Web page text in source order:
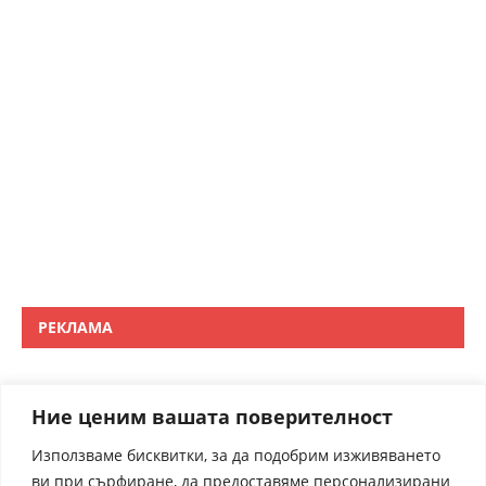
Ние ценим вашата поверителност
Използваме бисквитки, за да подобрим изживяването
ви при сърфиране, да предоставяме персонализирани
РЕКЛАМА